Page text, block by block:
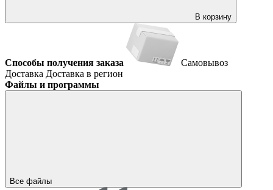
В корзину
Способы получения заказа
Самовывоз
Доставка Доставка в регион
Файлы и программы
Все файлы